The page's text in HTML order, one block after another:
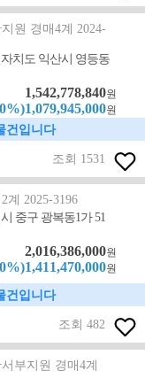
원 경매4계 2024-
치도 익산시 영등동
1,542,778,840원
원
건입니다
조회 1531
계 2025-3196
중구 광복동1가 51
2,016,386,000원
원
건입니다
조회 482
부지원 경매4계